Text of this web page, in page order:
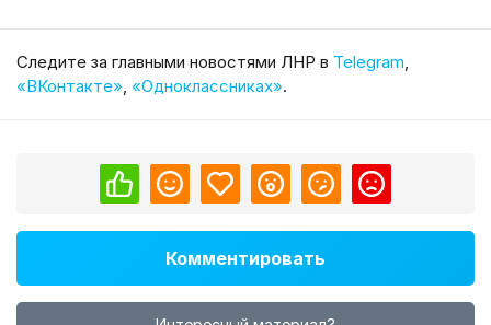
Cледите за главными новостями ЛНР в Telegram,
«ВКонтакте», «Одноклассниках».
Комментировать